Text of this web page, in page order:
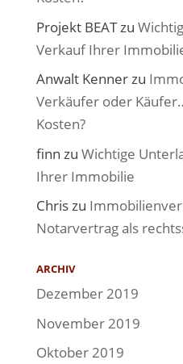
Projekt BEATzu
Verkauf Ihrer
Anwalt Kennerzu
Verkäufer oder
Kosten?
finn zu Wichtige
Ihrer Immobilie
Chriszu
Notarvertrag als
ARCHIV
Dezember 2019
November 2019
Oktober 2019